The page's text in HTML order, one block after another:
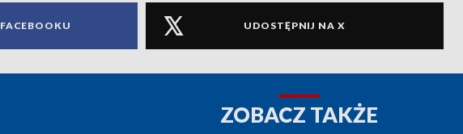
UDOSTĘPNIJ NA X
ZOBACZ TAKŻE